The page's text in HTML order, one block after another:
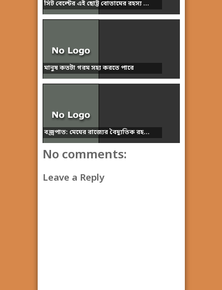
সিট বেল্টের এই ছোট্ট বোতামের রহস্য ...
মানুষ কতটা গরম সহ্য করতে পারে
বজ্রপাত: মেঘের রাজ্যের বৈদ্যুতিক রহ...
No comments:
Leave a Reply